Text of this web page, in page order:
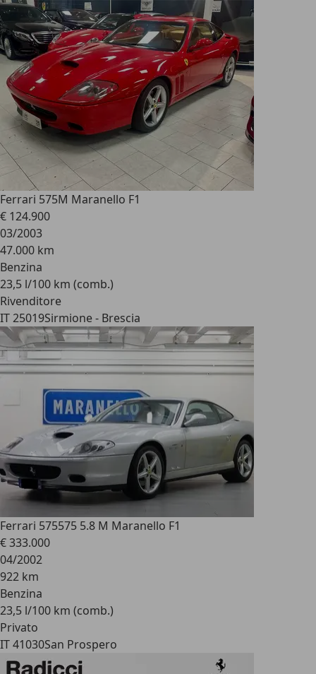
Ferrari 575M Maranello F1
€ 124.900
03/2003
47.000 km
Benzina
23,5 l/100 km (comb.)
Rivenditore
IT 25019Sirmione - Brescia
Ferrari 575575 5.8 M Maranello F1
€ 333.000
04/2002
922 km
Benzina
23,5 l/100 km (comb.)
Privato
IT 41030San Prospero